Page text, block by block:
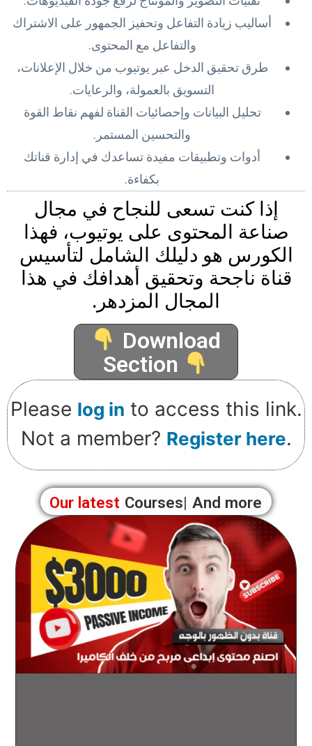
أساليب زيادة التفاعل وتحفيز الجمهور على الاشتراك
والتفاعل مع المحتوى.
طرق تحقيق الدخل عبر يوتيوب من خلال الإعلانات،
التسويق بالعمولة، والرعايات.
تحليل البيانات وإحصائيات القناة لفهم نقاط القوة
والتحسين المستمر.
أدوات وتطبيقات مفيدة تساعدك في إدارة قناتك
بكفاءة.
إذا كنت تسعى للنجاح في مجال
صناعة المحتوى على يوتيوب، فهذا
الكورس هو دليلك الشامل لتأسيس
قناة ناجحة وتحقيق أهدافك في هذا
المجال المزدهر.
Download
Section
Please log in to access this link.
Not a member? Register here.
Our latest Courses And more